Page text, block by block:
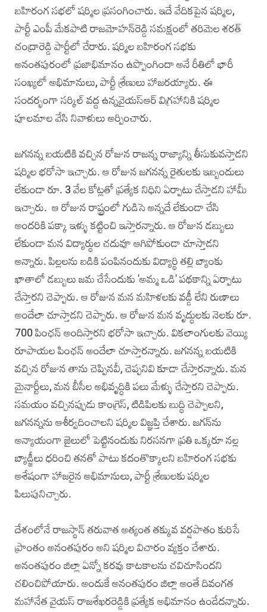
బహిరంగ సభలో షర్మిల ప్రసంగించారు. ఇదే వేదికపైన షర్మిల,
పార్టీ ఎంపీ మేకపాటి రాజమోహన్‌రెడ్డి సమక్షంలో తరిమెల శరత్‌
చంద్రారెడ్డి పార్టీలో చేరారు. షర్మిల బహిరంగ సభకు
అనంతపురంలో ప్రజాభిమానం ఉప్పొంగిందా అనే రీతిలో భారీ
సంఖ్యలో అభిమానులు, పార్టీ శ్రేణులు హాజరయ్యారు. ఈ
సందర్భంగా సర్కిల్‌ వద్ద ఉన్నవైయస్‌ఆర్‌ విగ్రహానికి షర్మిల
పూలమాల వేసి నివాళులు అర్పించారు.
జగనన్న బయటికి వచ్చిన రోజున రాజన్న రాజ్యాన్ని తీసుకువస్తాడని
షర్మిల భరోసా ఇచ్చారు. ఆ రోజున జగనన్న రైతులకు ఇబ్బందులు
లేకుండా రూ. 3 వేల కోట్లతో ప్రత్యేక నిధిని ఏర్పాటు చేస్తాడని హామీ
ఇచ్చారు. ఆ రోజున రాష్ట్రంలో గుడిసె అన్నదే లేకుండా చేసి
అందరికి పక్కా ఇళ్ళు కట్టించి ఇస్తారన్నారు. ఆ రోజున డబ్బులు
లేకుండా మన విద్యార్థుల చదువూ ఆగిపోకుండా చూస్తాడని
అన్నారు. పిల్లలను బడికి పంపినందుకు విద్యార్థి తల్లి బ్యాంకు
ఖాతాలో డబ్బులు జమ చేసేందుకు 'అమ్మ ఒడి' పథకాన్ని ఏర్పాటు
చేస్తారని చెప్పారు. ఆ రోజున మన మహిళలకు వడ్డీ లేని రుణాలు
అందేలా చూస్తాడని చెప్పారు. ఆ రోజున మన వృద్ధులకు నెలకు రూ.
700 పింఛన్‌ అందిస్తారని భరోసా ఇచ్చారు. వికలాంగులకు వెయ్యి
రూపాయల పింఛన్‌ అందేలా చూస్తారన్నారు. జగనన్న బయటికి
వచ్చిన రోజున తాను చెప్పినవీ, చెప్పనివి కూడా చేస్తారన్నారు. మన
మైనార్టీలు, మన బీసీల అభివృద్ధికి పలు మేళ్ళు చేస్తారని చెప్పారు.
సమయం వచ్చినప్పుడు కాంగ్రెస్‌, టిడిపిలకు బుద్ధి చెప్పాలని,
జగనన్నను ఆశీర్వదించాలని షర్మిల విజ్ఞప్తి చేశారు. జగన్‌ను
అన్యాయంగా జైలులో పెట్టినందుకు నిరసనగా ప్రతి ఒక్కరూ నల్ల
బ్యాడ్జీలు ధరించి తనతో పాటు కదంతొక్కాలని బహిరంగ సభకు
అశేషంగా హాజరైన అభిమానులు, పార్టీ శ్రేణులకు షర్మిల
పిలుపునిచ్చారు.
దేశంలోనే రాజస్థాన్‌ తరువాత అత్యంత తక్కువ వర్షపాతం కురిసే
ప్రాంతం అనంతపురం అని షర్మిల విచారం వ్యక్తం చేశారు.
అనంతపురం జిల్లా ఏన్నో కరవు కాటకాలను చవిచూసిందని
చలించిపోయారు. అందుకే అనంతపురం జిల్లా అంతే దివంగత
మహానేత వైయస్‌ రాజశేఖరరెడ్డికి ప్రత్యేక అభిమానం ఉండేదన్నారు.